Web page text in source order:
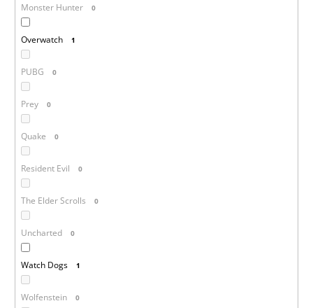
Monster Hunter 0
Overwatch 1
PUBG 0
Prey 0
Quake 0
Resident Evil 0
The Elder Scrolls 0
Uncharted 0
Watch Dogs 1
Wolfenstein 0